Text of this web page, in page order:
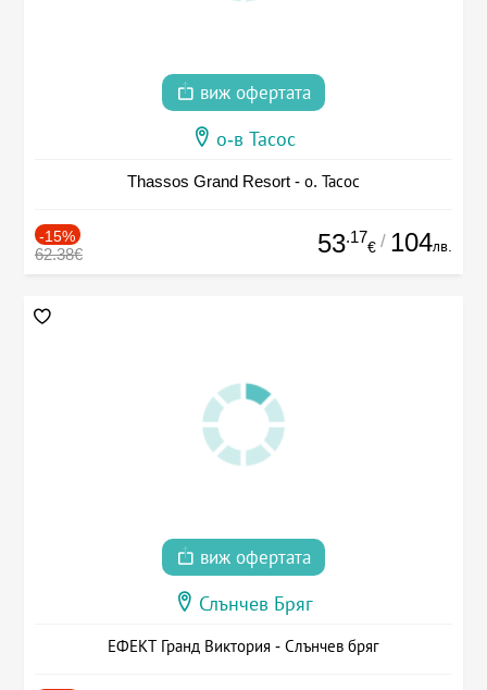
виж офертата
о-в Тасос
Thassos Grand Resort - о. Тасос
-15%
62.38€ 53.17
€ / 104лв.
виж офертата
Слънчев Бряг
ЕФЕКТ Гранд Виктория - Слънчев бряг